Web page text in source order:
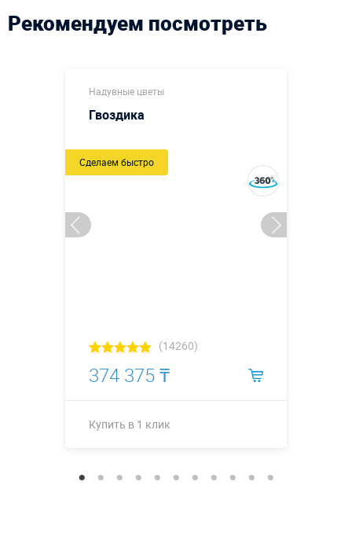
Рекомендуем посмотреть
Надувные цветы
Гвоздика
Сделаем быстро
(14260)
374 375 ₸
Купить в 1 клик